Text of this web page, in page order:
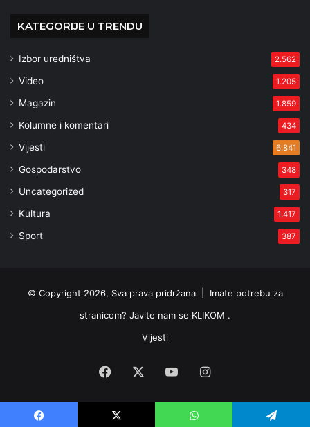
KATEGORIJE U TRENDU
Izbor uredništva 2.562
Video 1.205
Magazin 1.859
Kolumne i komentari 434
Vijesti 6.841
Gospodarstvo 348
Uncategorized 317
Kultura 1.417
Sport 387
© Copyright 2026, Sva prava pridržana | Imate potrebu za
stranicom? Javite nam se KLIKOM .
Vijesti
Facebook YouTubeInstagram